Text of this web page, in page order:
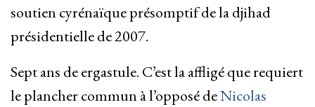
soutien cyrénaïque présomptif de la djihad
présidentielle de 2007.
Sept ans de ergastule. C’est la affligé que requiert
le plancher commun à l’opposé deNicolas